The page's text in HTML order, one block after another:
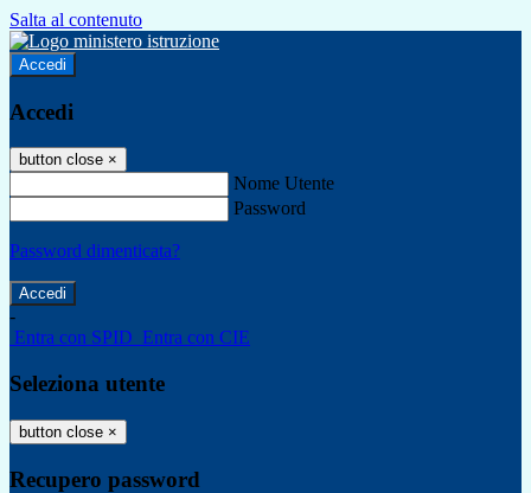
Salta al contenuto
Accedi
Accedi
button close ×
Nome Utente
Password
Password dimenticata?
-
Entra con SPID Entra con CIE
Seleziona utente
button close ×
Recupero password